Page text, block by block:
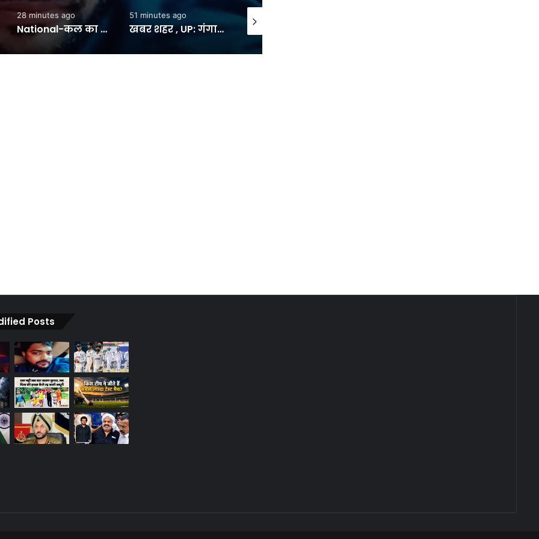
28 minutes ago
National-कल का मौसम: 8 अगस्त को यूपी, उत्तराखंड संग 18 राज्यों में भारी बारिश का अलर्ट, इन इलाकों में दिखेगा बरसात का ताडंव – #INA
51 minutes ago
खबर शहर , UP: गंगा स्नान की इच्छा जताई, चार बेटों ने कांवड़ बना दी पालकी, एक पलड़े में 51 किलो गंगाजल, दूसरे में पिता – INA
56 minutes ago
Posts